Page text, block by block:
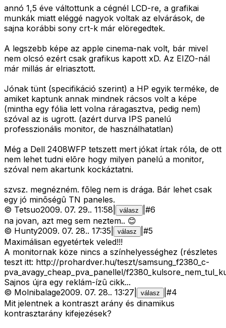
annó 1,5 éve váltottunk a cégnél LCD-re, a grafikai
munkák miatt eléggé nagyok voltak az elvárások, de
sajna korábbi sony crt-k már elöregedtek.
A legszebb képe az apple cinema-nak volt, bár mivel
nem olcsó ezért csak grafikus kapott xD. Az EIZO-nál
már millás ár elriasztott.
Jónak tünt (specifikáció szerint) a HP egyik terméke, de
amiket kaptunk annak mindnek rácsos volt a képe
(mintha egy fólia lett volna ráragasztva, pedig nem)
szóval az is ugrott. (azért durva IPS panelú
professzionális monitor, de használhatatlan)
Még a Dell 2408WFP tetszett mert jókat írtak róla, de ott
nem lehet tudni elõre hogy milyen panelú a monitor,
szóval nem akartunk kockáztatni.
szvsz. megnézném. fõleg nem is drága. Bár lehet csak
egy jó minõségû TN paneles.
© Tetsuo2009. 07. 29.. 11:58 válasz #6
na jovan, azt meg sem neztem.. 😊
© Hunty2009. 07. 28.. 17:35 válasz #5
Maximálisan egyetértek veled!!!
A monitornak köze nincs a színhelyességhez (részletes
teszt itt: http://prohardver.hu/teszt/samsung_f2380_c-
pva_avagy_cheap_pva_panellel/
Sajnos újra egy reklám-ízû cikk...
© Molnibalage2009. 07. 28.. 13:27 válasz #4
Mit jelentnek a kontraszt arány és dinamikus
kontrasztarány kifejezések?